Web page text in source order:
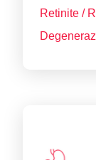
Retinite /